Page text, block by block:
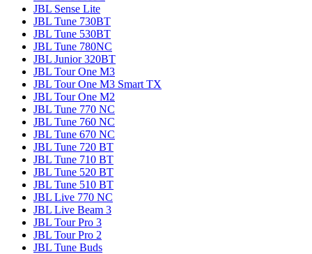
JBL Sense Lite
JBL Tune 730BT
JBL Tune 530BT
JBL Tune 780NC
JBL Junior 320BT
JBL Tour One M3
JBL Tour One M3 Smart TX
JBL Tour One M2
JBL Tune 770 NC
JBL Tune 760 NC
JBL Tune 670 NC
JBL Tune 720 BT
JBL Tune 710 BT
JBL Tune 520 BT
JBL Tune 510 BT
JBL Live 770 NC
JBL Live Beam 3
JBL Tour Pro 3
JBL Tour Pro 2
JBL Tune Buds